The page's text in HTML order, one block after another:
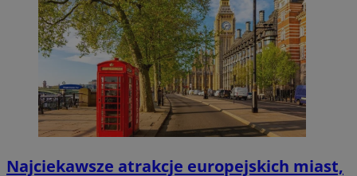
Najciekawsze atrakcje europejskich miast,